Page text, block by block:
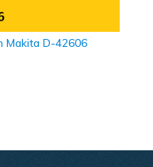
Makita D-42606